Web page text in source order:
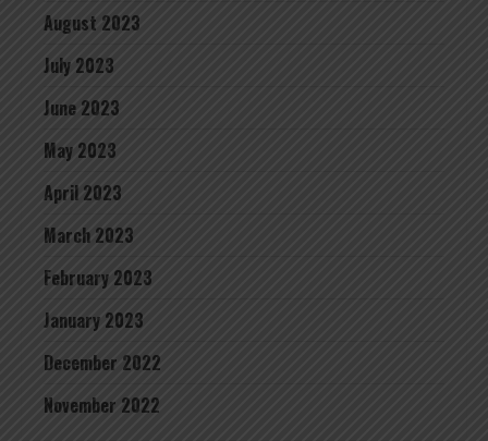
August 2023
July 2023
June 2023
May 2023
April 2023
March 2023
February 2023
January 2023
December 2022
November 2022